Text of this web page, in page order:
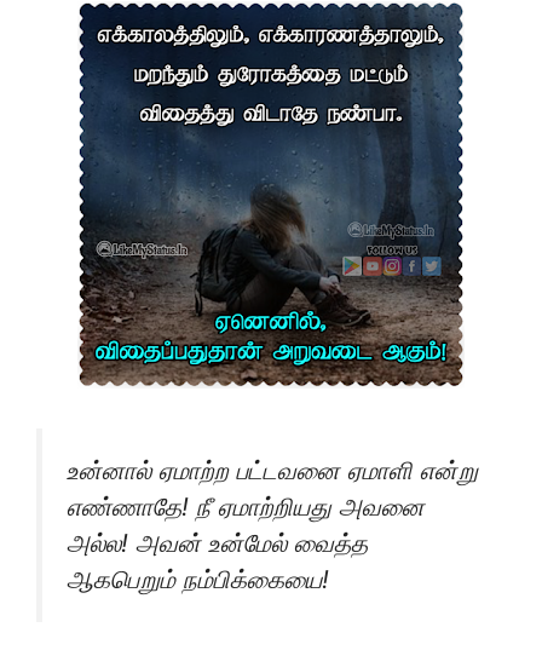
உன்னால் ஏமாற்ற பட்டவனை ஏமாளி என்று
எண்ணாதே! நீ ஏமாற்றியது அவனை
அல்ல! அவன் உன்மேல் வைத்த
ஆகபெறும் நம்பிக்கையை!